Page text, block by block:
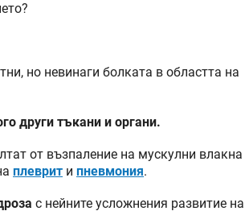
но невинаги болката в областта на
други тъкани и органи.
от възпаление на мускулни влакна
плеврит и пневмония.
с нейните усложнения развитие на